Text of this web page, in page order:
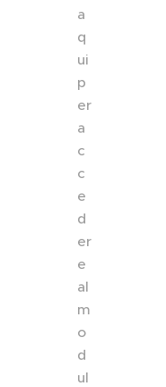
a
q
ui
p
er
a
c
c
e
d
er
e
al
m
o
d
ul